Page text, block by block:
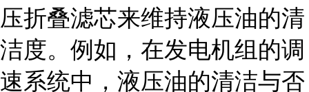
压折叠滤芯来维持液压油的清
洁度。例如，在发电机组的调
速系统中，液压油的清洁与否